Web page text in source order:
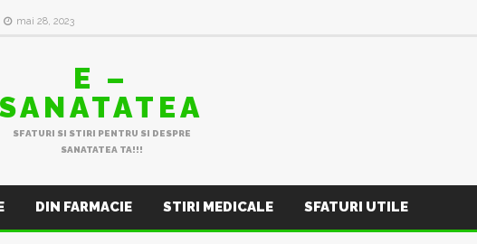
mai 28, 2023
E –
SANATATEA
SFATURI SI STIRI PENTRU SI DESPRE
SANATATEA TA!!!
DIN FARMACIE STIRI MEDICALE SFATURI UTILE